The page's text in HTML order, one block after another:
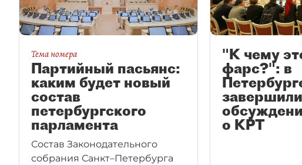
Тема номера
Партийный пасьянс:
каким будет новый
состав
петербургского
парламента
Состав Законодательного
собрания Санкт–Петербурга
"К чему
фарс?": в
завершили
о КРТ